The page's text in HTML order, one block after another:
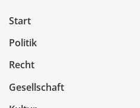
Start
Politik
Recht
Gesellschaft